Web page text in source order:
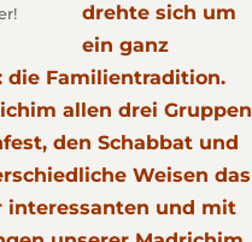
drehte sich um
ein ganz
die Familientradition.
allen drei Gruppen
den Schabbat und
Weisen das
interessanten und mit